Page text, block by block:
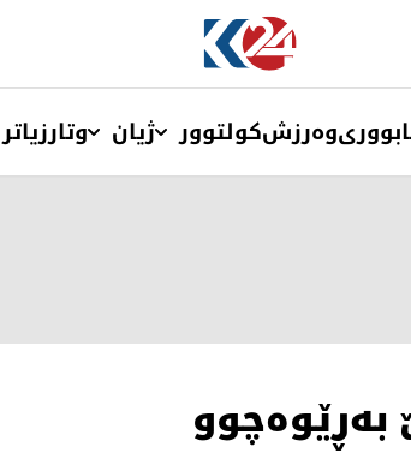
وەرزشکولتوور ژیان وتارزیاتر